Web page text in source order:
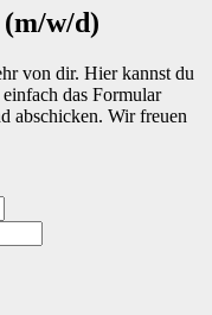
w/d)
von dir. Hier kannst du
das Formular
abschicken. Wir freuen